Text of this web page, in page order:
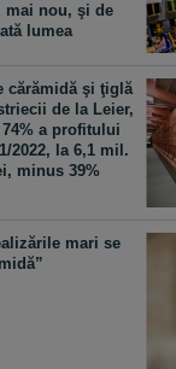
mai nou, şi de
lumea
cărămidă şi ţiglă
de la Leier,
a profitului
2022, la 6,1 mil.
minus 39%
mari se